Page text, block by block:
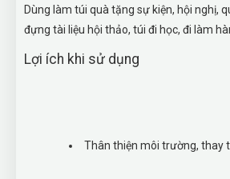
Dùng làm túi quà tặng sự kiện, hội nghị,
đựng tài liệu hội thảo, túi đi học, đi làm
Lợi ích khi sử dụng
Thân thiện môi trường, thay